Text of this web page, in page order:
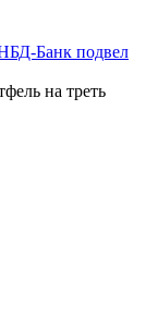
Банк подвел
на треть